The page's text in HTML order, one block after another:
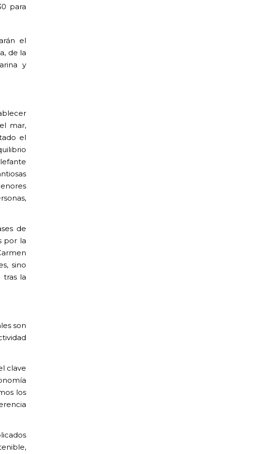
para
el
de la
y
mar,
el
de
por la
sino
tras la
son
clave
los